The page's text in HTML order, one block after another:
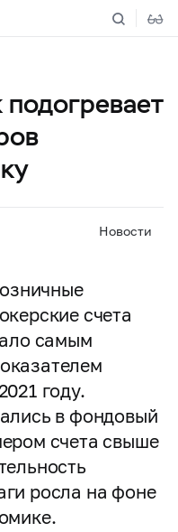
Новости
счета
самым
году.
в фондовый
счета свыше
росла на фоне